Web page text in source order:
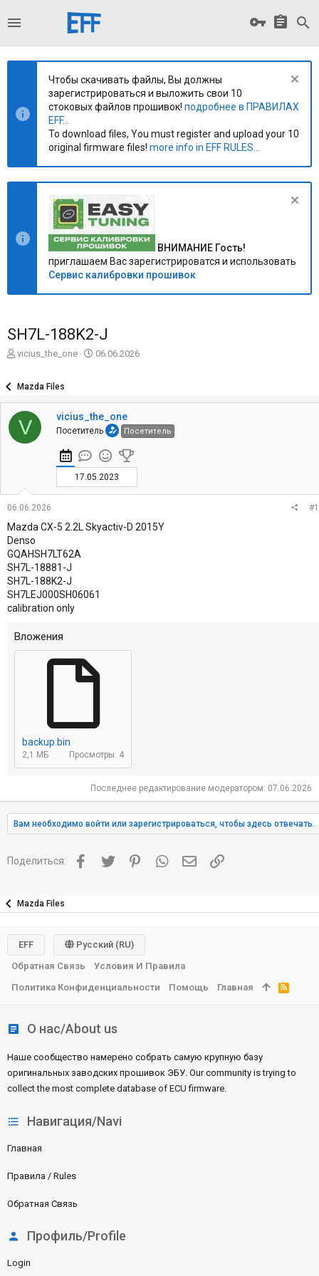
Чтобы скачивать файлы, Вы должны
зарегистрироваться и выложить свои 10
стоковых файлов прошивок! подробнее в ПРАВИЛАХ
EFF...
To download files, You must register and upload your 10
original firmware files! more info in EFF RULES...
ВНИМАНИЕ Гость!
приглашаем Вас зарегистрироватся и использовать
Сервис калибровки прошивок
SH7L-188K2-J
А
о
р
т
е
м
vicius_the_one
Д
н
а
ч
л
а
06.06.2026
Mazda Files
V vicius_the_one
Посетитель Посетитель
17.05.2023
06.06.2026 #1
Mazda CX-5 2.2L Skyactiv-D 2015Y
Denso
GQAHSH7LT62A
SH7L-18881-J
SH7L-188K2-J
SH7LEJ000SH06061
calibration only
Вложения
backup.bin
2,1 МБ Просмотры: 4
Последнее редактирование модератором: 07.06.2026
Вам необходимо войти или зарегистрироваться, чтобы здесь отвечать.
Поделиться: Facebook
Twitter PinterestWhatsAppЭлектронная почта
Ссылка
Mazda Files
О нас/About us
Наше сообщество намерено собрать самую крупную базу
оригинальных заводских прошивок ЭБУ. Our community is trying to
collect the most complete database of ECU firmware.
Навигация/Navi
Главная
Правила / Rules
Обратная Связь
Профиль/Profile
Login
EFF
Русский (RU)
Обратная Связь
Условия И Правила
Политика Конфиденциальности
Помощь Главная
R
S